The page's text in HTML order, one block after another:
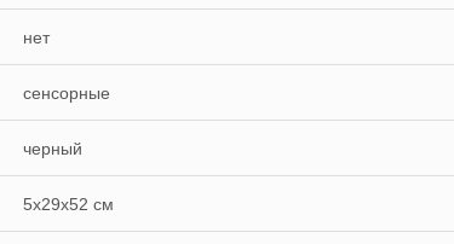
нет
сенсорные
черный
5x29x52 см